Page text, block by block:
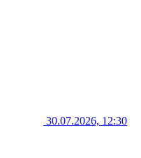
30.07.2026, 12:30